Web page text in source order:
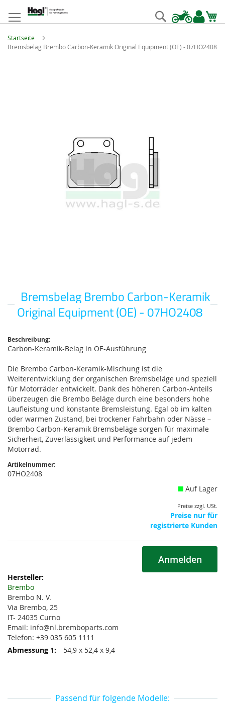
springen
Suche
Startseite
Bremsbelag Brembo Carbon-Keramik Original Equipment (OE) - 07HO2408
Bremsbelag Brembo Carbon-Keramik
Original Equipment (OE) - 07HO2408
Zum
Anfang
der
Beschreibung:
Carbon-Keramik-Belag in OE-Ausführung
Die Brembo Carbon-Keramik-Mischung ist die
Weiterentwicklung der organischen Bremsbeläge und speziell
für Motorräder entwickelt. Dank des höheren Carbon-Anteils
überzeugen die Brembo Beläge durch eine besonders hohe
Laufleistung und konstante Bremsleistung. Egal ob im kalten
oder warmen Zustand, bei trockener Fahrbahn oder Nässe –
Brembo Carbon-Keramik Bremsbeläge sorgen für maximale
Sicherheit, Zuverlässigkeit und Performance auf jedem
Motorrad.
Artikelnummer:
07HO2408
Auf Lager
Preise zzgl. USt.
Preise nur für
registrierte Kunden
Anmelden
Weitere
Informationen
Brembo
Brembo N. V.
Via Brembo, 25
IT- 24035 Curno
Email: info@nl.bremboparts.com
Telefon: +39 035 605 1111
54,9 x 52,4 x 9,4
Passend für folgende Modelle: